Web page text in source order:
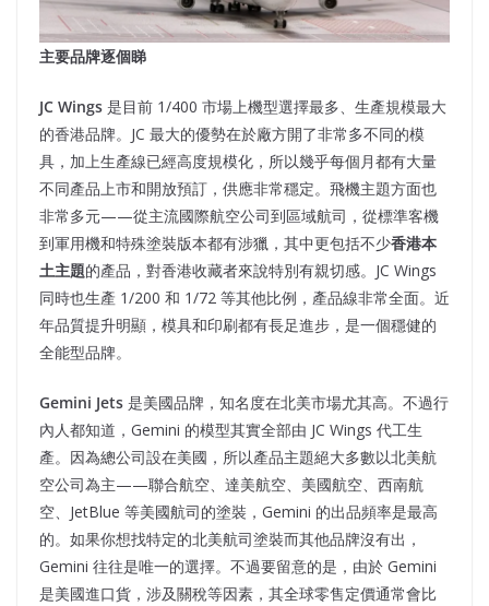
主要品牌逐個睇
JC Wings 是目前 1/400 市場上機型選擇最多、生產規模最大
的香港品牌。JC 最大的優勢在於廠方開了非常多不同的模
具，加上生產線已經高度規模化，所以幾乎每個月都有大量
不同產品上市和開放預訂，供應非常穩定。飛機主題方面也
非常多元——從主流國際航空公司到區域航司，從標準客機
到軍用機和特殊塗裝版本都有涉獵，其中更包括不少香港本
土主題的產品，對香港收藏者來說特別有親切感。JC Wings
同時也生產 1/200 和 1/72 等其他比例，產品線非常全面。近
年品質提升明顯，模具和印刷都有長足進步，是一個穩健的
全能型品牌。
Gemini Jets 是美國品牌，知名度在北美市場尤其高。不過行
內人都知道，Gemini 的模型其實全部由 JC Wings 代工生
產。因為總公司設在美國，所以產品主題絕大多數以北美航
空公司為主——聯合航空、達美航空、美國航空、西南航
空、JetBlue 等美國航司的塗裝，Gemini 的出品頻率是最高
的。如果你想找特定的北美航司塗裝而其他品牌沒有出，
Gemini 往往是唯一的選擇。不過要留意的是，由於 Gemini
是美國進口貨，涉及關稅等因素，其全球零售定價通常會比